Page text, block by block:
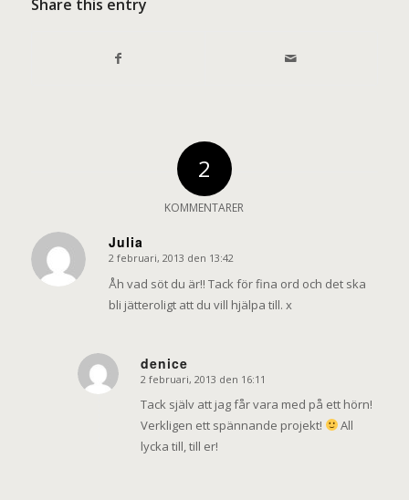
Share this entry
2
KOMMENTARER
Julia
says:
2 februari, 2013 den 13:42
Åh vad söt du är!! Tack för fina ord och det ska
bli jätteroligt att du vill hjälpa till. x
denice
says:
2 februari, 2013 den 16:11
Tack själv att jag får vara med på ett hörn!
Verkligen ett spännande projekt!
All
lycka till, till er!